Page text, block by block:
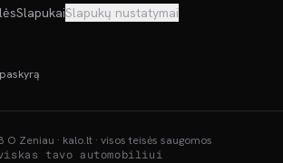
SlapukaiSlapukų nustatymai
O Zeniau · kalo.lt · visos teisės saugomos
tavo automobiliui